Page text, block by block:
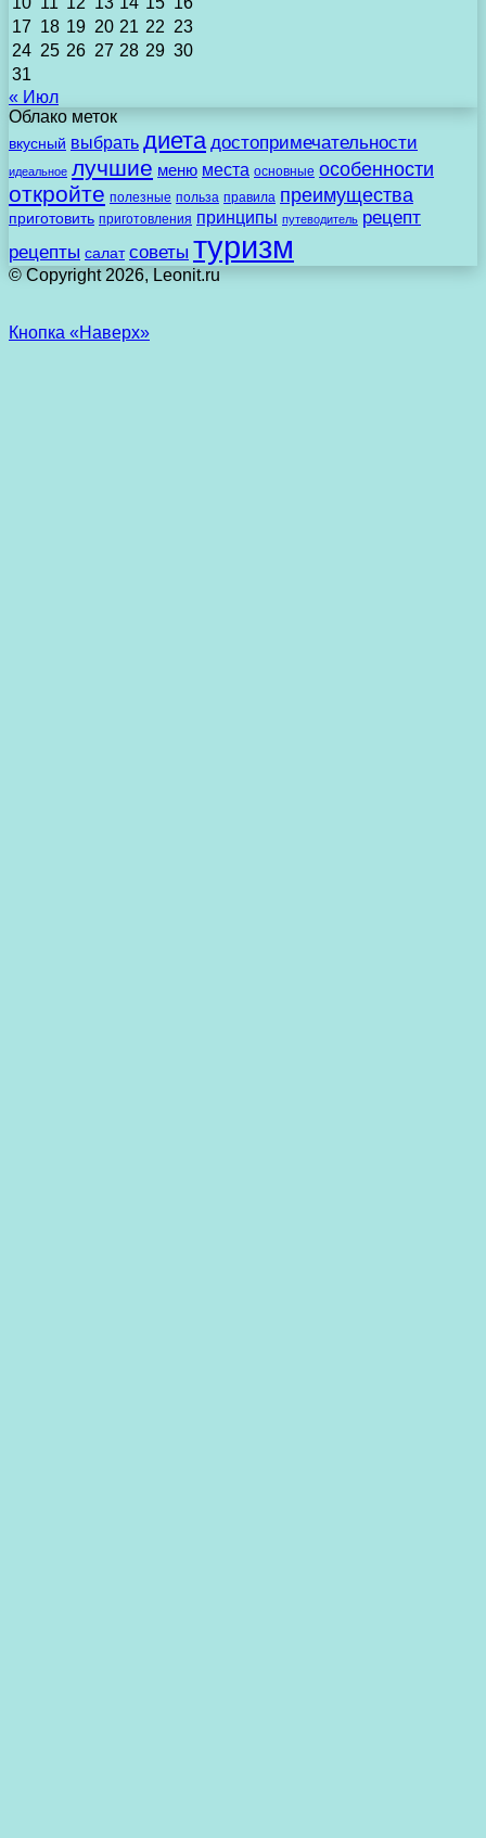
17 18 19 20 21 22 23
24 25 26 27 28 29 30
31
« Июл
Облако меток
вкусный выбрать диета достопримечательности
идеальное лучшие меню места основные особенности
откройте полезные польза правила преимущества
приготовить приготовления принципы путеводитель рецепт
рецепты салат советы туризм
© Copyright 2026, Leonit.ru
Кнопка «Наверх»